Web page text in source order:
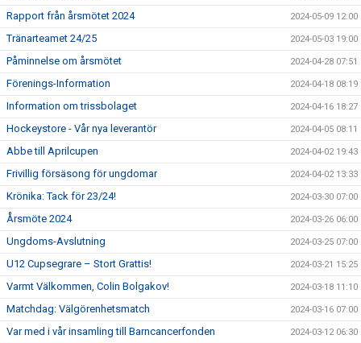
Rapport från årsmötet 2024 2024-05-09 12:00
Tränarteamet 24/25 2024-05-03 19:00
Påminnelse om årsmötet 2024-04-28 07:51
Förenings-Information 2024-04-18 08:19
Information om trissbolaget 2024-04-16 18:27
Hockeystore - Vår nya leverantör 2024-04-05 08:11
Abbe till Aprilcupen 2024-04-02 19:43
Frivillig försäsong för ungdomar 2024-04-02 13:33
Krönika: Tack för 23/24! 2024-03-30 07:00
Årsmöte 2024 2024-03-26 06:00
Ungdoms-Avslutning 2024-03-25 07:00
U12 Cupsegrare – Stort Grattis! 2024-03-21 15:25
Varmt Välkommen, Colin Bolgakov! 2024-03-18 11:10
Matchdag: Välgörenhetsmatch 2024-03-16 07:00
Var med i vår insamling till Barncancerfonden 2024-03-12 06:30